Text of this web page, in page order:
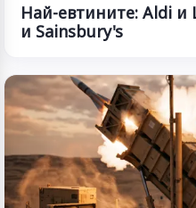
Най-евтините: Aldi и
и Sainsbury's